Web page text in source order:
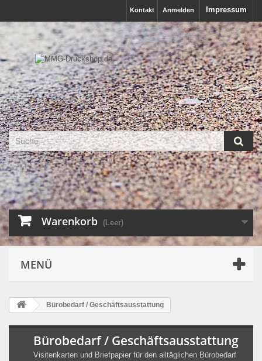
Impressum
Anmelden
Kontakt
Warenkorb (Leer)
MENÜ
Bürobedarf / Geschäftsausstattung
Bürobedarf / Geschäftsausstattung
Visitenkarten und Briefpapier für den alltäglichen Bürobedarf